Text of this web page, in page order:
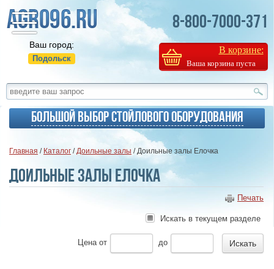
Ваш город:
Подольск
8-800-7000-371
В корзине:
Ваша корзина пуста
Большой выбор стойлового оборудования
Главная / Каталог /Доильные залы / Доильные залы Елочка
Доильные залы Елочка
Печать
Искать в текущем разделе
Ценаот до